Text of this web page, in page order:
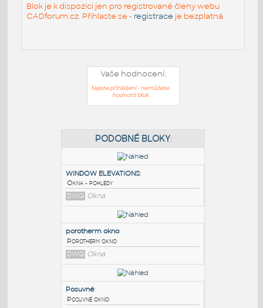
Blok je k dispozici jen pro registrované členy webu
CADforum.cz. Přihlaste se - registrace je bezplatná.
Vaše hodnocení:
Nejste přihlášeni - nemůžete
hodnotit blok
PODOBNÉ BLOKY
WINDOW ELEVATIONS
Okna - pohledy
DWG Okna